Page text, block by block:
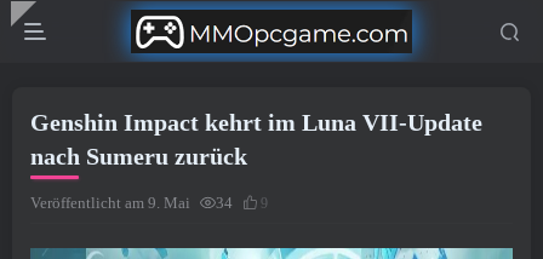
Genshin Impact kehrt im Luna VII-Update
nach Sumeru zurück
Veröffentlicht am 9. Mai 34 9